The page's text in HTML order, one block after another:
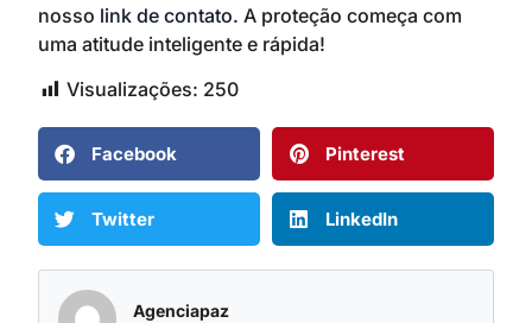
nosso link de contato. A proteção começa com
uma atitude inteligente e rápida!
Visualizações: 250
Facebook Pinterest
Twitter LinkedIn
Agenciapaz